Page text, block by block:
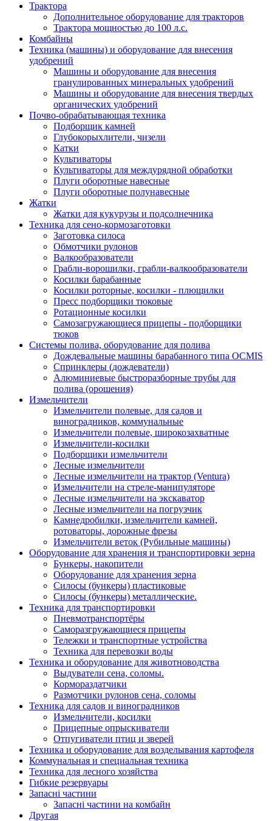
Трактора
Дополнительное оборудование для тракторов
Трактора мощностью до 100 л.с.
Комбайны
Техника (машины) и оборудование для внесения
удобрений
Машины и оборудование для внесения
гранулированных минеральных удобрений
Машины и оборудование для внесения твердых
органических удобрений
Почво-обрабатывающая техника
Подборщик камней
Глубокорыхлители, чизели
Катки
Культиваторы
Культиваторы для междурядной обработки
Плуги оборотные навесные
Плуги оборотные полунавесные
Жатки
Жатки для кукурузы и подсолнечника
Техника для сено-кормозаготовки
Заготовка силоса
Обмотчики рулонов
Валкообразователи
Грабли-ворошилки, грабли-валкообразователи
Косилки барабанные
Косилки роторные, косилки - плющилки
Пресс подборщики тюковые
Ротационные косилки
Самозагружающиеся прицепы - подборщики
тюков
Системы полива, оборудование для полива
Дождевальные машины барабанного типа OCMIS
Спринклеры (дождеватели)
Алюминиевые быстроразборные трубы для
полива (орошения)
Измельчители
Измельчители полевые, для садов и
виноградников, коммунальные
Измельчители полевые, широкозахватные
Измельчители-косилки
Подборщики измельчители
Лесные измельчители
Лесные измельчители на трактор (Ventura)
Измельчители на стреле-манипуляторе
Лесные измельчители на экскаватор
Лесные измельчители на погрузчик
Камнедробилки, измельчители камней,
ротоваторы, дорожные фрезы
Измельчители веток (Рубильные машины)
Оборудование для хранения и транспортировки зерна
Бункеры, накопители
Оборудование для хранения зерна
Силосы (бункеры) пластиковые
Силосы (бункеры) металлические.
Техника для транспортировки
Пневмотранспортёры
Саморазгружающиеся прицепы
Тележки и транспортные устройства
Техника для перевозки воды
Техника и оборудование для животноводства
Выдуватели сена, соломы.
Кормораздатчики
Размотчики рулонов сена, соломы
Техника для садов и виноградников
Измельчители, косилки
Прицепные опрыскиватели
Отпугиватели птиц и зверей
Техника и оборудование для возделывания картофеля
Коммунальная и специальная техника
Техника для лесного хозяйства
Гибкие резервуары
Запасні частини
Запасні частини на комбайн
Другая